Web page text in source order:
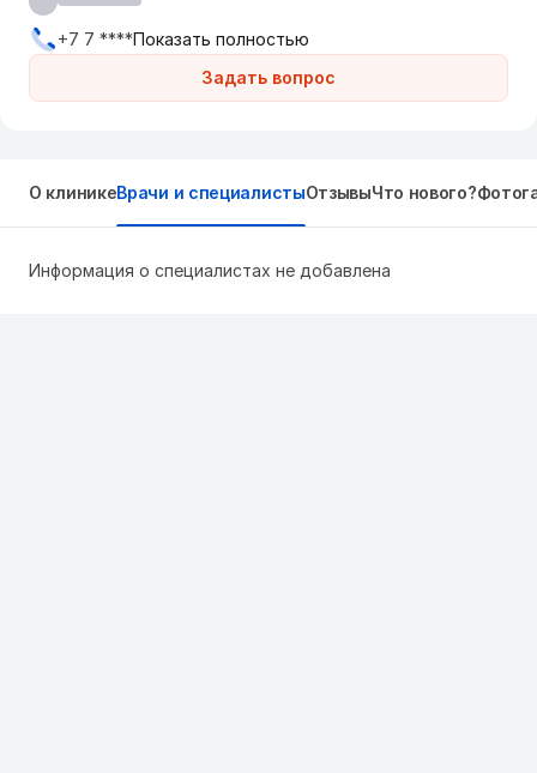
Задать вопрос
+7 7 ****Показать полностью
О клиникеВрачи и специалистыОтзывыЧто нового?
Информация о специалистах не добавлена